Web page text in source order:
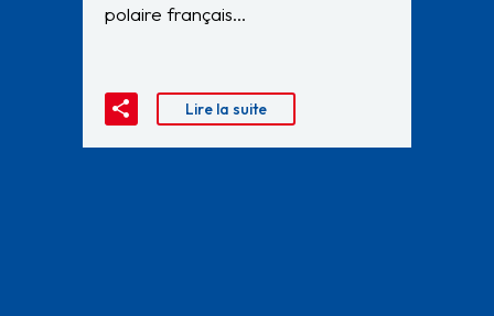
polaire français…
Lire la suite